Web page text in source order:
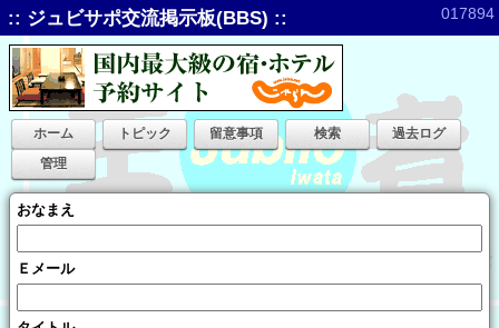
:: ジュビサポ交流掲示板(BBS) :: 017894
ホーム トピック 留意事項 検索
過去ログ
管理
おなまえ
Ｅメール